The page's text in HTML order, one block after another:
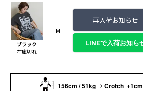
ブラック
在庫切れ
M
再入荷お知らせ
156cm / 51kg Crotch +1cm